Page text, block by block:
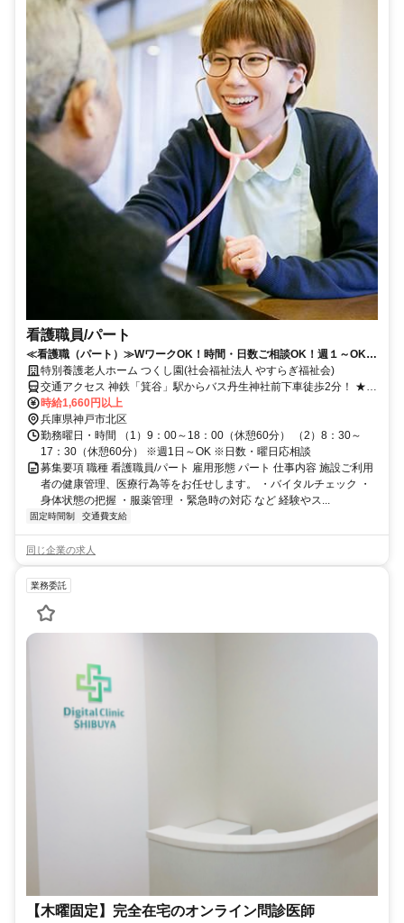
看護職員/パート
≪看護職（パート）≫WワークOK！時間・日数ご相談OK！週１～OK！
高齢者福祉施設の看護師★
特別養護老人ホーム つくし園(社会福祉法人 やすらぎ福祉会)
交通アクセス 神鉄「箕谷」駅からバス丹生神社前下車徒歩2分！ ★職
員の勤務に合わせた職員送迎車を運行中！ ★マイカー通勤OK！
時給1,660円以上
兵庫県神戸市北区
勤務曜日・時間 （1）9：00～18：00（休憩60分） （2）8：30～
17：30（休憩60分） ※週1日～OK ※日数・曜日応相談
募集要項 職種 看護職員/パート 雇用形態 パート 仕事内容 施設ご利用
者の健康管理、医療行為等をお任せします。 ・バイタルチェック ・
身体状態の把握 ・服薬管理 ・緊急時の対応 など 経験やス...
固定時間制 交通費支給
同じ企業の求人
業務委託
【木曜固定】完全在宅のオンライン問診医師